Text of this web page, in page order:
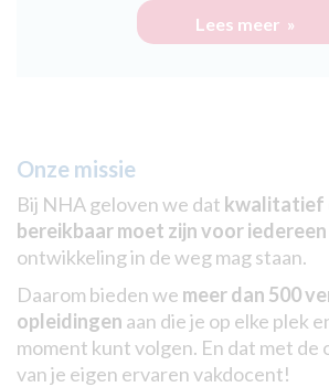
Lees meer »
Onze missie
Bij NHA geloven we dat kwalitatief
bereikbaar moet zijn voor iedereen
ontwikkeling in de weg mag staan.
Daarom bieden we meer dan 500
opleidingen aan die je op elke plek
moment kunt volgen. En dat met
van je eigen ervaren vakdocent!